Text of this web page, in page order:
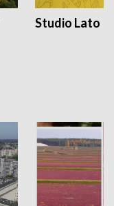
Studio Lato